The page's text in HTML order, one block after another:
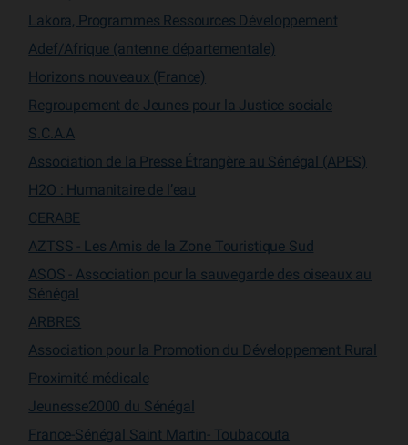
Lakora, Programmes Ressources Développement
Adef/Afrique (antenne départementale)
Horizons nouveaux (France)
Regroupement de Jeunes pour la Justice sociale
S.C.A.A
Association de la Presse Étrangère au Sénégal (APES)
H2O : Humanitaire de l’eau
CERABE
AZTSS - Les Amis de la Zone Touristique Sud
ASOS - Association pour la sauvegarde des oiseaux au
Sénégal
ARBRES
Association pour la Promotion du Développement Rural
Proximité médicale
Jeunesse2000 du Sénégal
France-Sénégal Saint Martin- Toubacouta